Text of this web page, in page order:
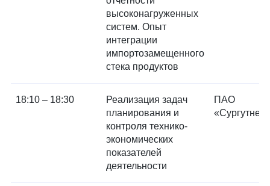
высоконагруженных
систем. Опыт
интеграции
импортозамещенного
стека продуктов
18:10 – 18:30
Реализация задач
планирования и
контроля технико-
экономических
показателей
деятельности
ПАО